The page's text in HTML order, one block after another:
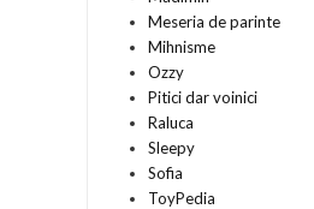
Meseria de parinte
Mihnisme
Ozzy
Pitici dar voinici
Raluca
Sleepy
Sofia
ToyPedia